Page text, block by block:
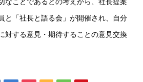
なことであるとの考えから、社長提案
と「社長と語る会」が開催され、自分
対する意見・期待することの意見交換